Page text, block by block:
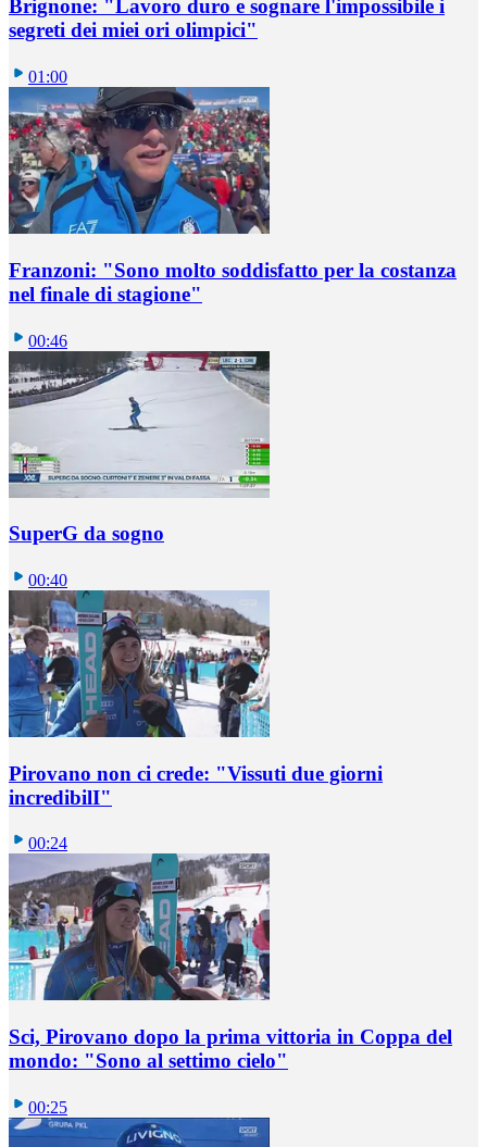
Brignone: "Lavoro duro e sognare l'impossibile i
segreti dei miei ori olimpici"
01:00
Franzoni: "Sono molto soddisfatto per la costanza
nel finale di stagione"
00:46
SuperG da sogno
00:40
Pirovano non ci crede: "Vissuti due giorni
incredibilI"
00:24
Sci, Pirovano dopo la prima vittoria in Coppa del
mondo: "Sono al settimo cielo"
00:25